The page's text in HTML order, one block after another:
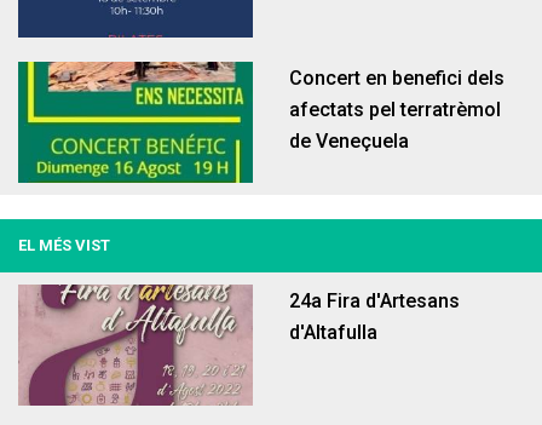
Fem un cafè amb Alcaldia
Organització
Educació
Autoconsum
Concert en benefici dels
afectats pel terratrèmol
de Veneçuela
EL MÉS VIST
24a Fira d'Artesans
d'Altafulla